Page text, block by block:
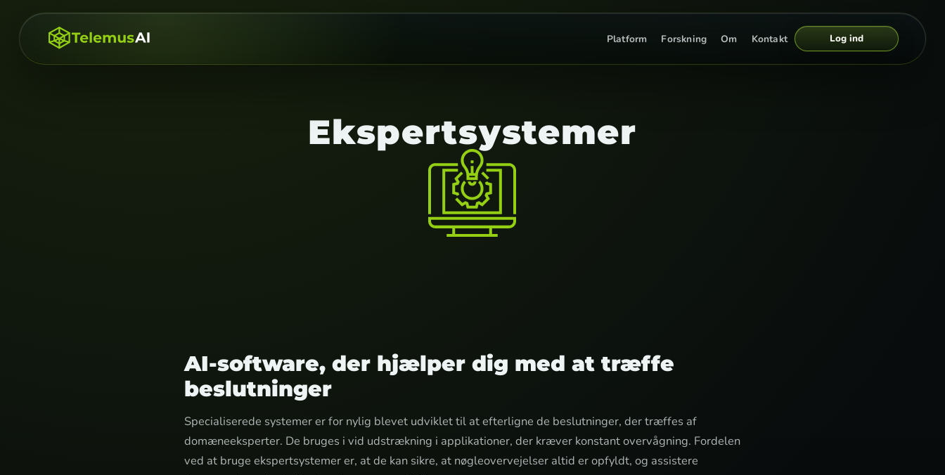
Platform Forskning Om Kontakt Log ind
Ekspertsystemer
AI-software, der hjælper dig med at træffe
beslutninger
Specialiserede systemer er for nylig blevet udviklet til at efterligne de beslutninger, der træffes af
domæneeksperter. De bruges i vid udstrækning i applikationer, der kræver konstant overvågning. Fordelen
ved at bruge ekspertsystemer er, at de kan sikre, at nøgleovervejelser altid er opfyldt, og assistere